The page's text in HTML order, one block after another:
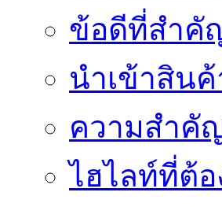
ข้อดีที่สำคั
นำเข้าสิน
ความสำคั
ไฮไลท์ที่ต้